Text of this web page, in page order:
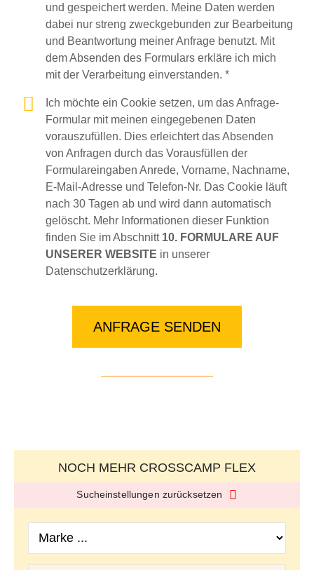
und gespeichert werden. Meine Daten werden
dabei nur streng zweckgebunden zur Bearbeitung
und Beantwortung meiner Anfrage benutzt. Mit
dem Absenden des Formulars erkläre ich mich
mit der Verarbeitung einverstanden. *
Ich möchte ein Cookie setzen, um das Anfrage-
Formular mit meinen eingegebenen Daten
vorauszufüllen. Dies erleichtert das Absenden
von Anfragen durch das Vorausfüllen der
Formulareingaben Anrede, Vorname, Nachname,
E-Mail-Adresse und Telefon-Nr. Das Cookie läuft
nach 30 Tagen ab und wird dann automatisch
gelöscht. Mehr Informationen dieser Funktion
finden Sie im Abschnitt 10. FORMULARE AUF
UNSERER WEBSITE in unserer
Datenschutzerklärung.
ANFRAGE SENDEN
NOCH MEHR CROSSCAMP FLEX
Sucheinstellungen zurücksetzen